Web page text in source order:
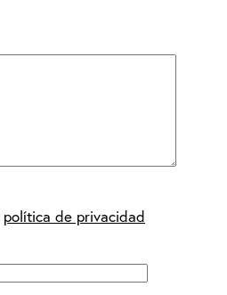
política de privacidad